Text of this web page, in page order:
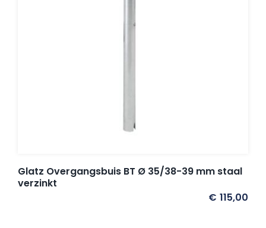
Glatz Overgangsbuis BT Ø 35/38-39 mm staal
verzinkt
€ 115,00